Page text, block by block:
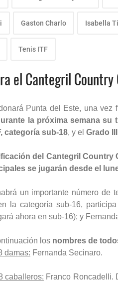
Gaston Charlo Isabella
Tenis ITF
el Cantegril
Punta del Este, una vez
la próxima semana su
categoría sub-18, y el Grado
del Cantegril
se jugarán desde el
un importante número de
la categoría sub-16,
ahora en sub-16); y
los nombres de
damas: Fernanda Secinaro.
caballeros: Franco Roncadelli.